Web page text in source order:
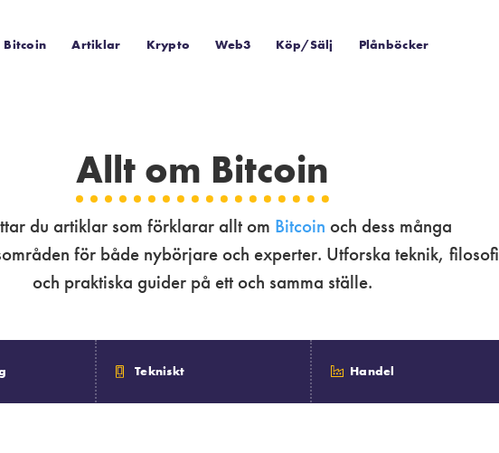
Bitcoin Artiklar Krypto Web3 Köp/Sälj Plånböcker
Allt om Bitcoin
du artiklar som förklarar allt om Bitcoin och dess många
för både nybörjare och experter. Utforska teknik, filosofi
och praktiska guider på ett och samma ställe.
Tekniskt Handel